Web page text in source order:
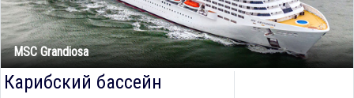
MSC Grandiosa
Карибский бассейн